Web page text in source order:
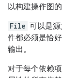
以构建操作图的
File 可以是
件都必须是恰
输出。
对于每个依赖项